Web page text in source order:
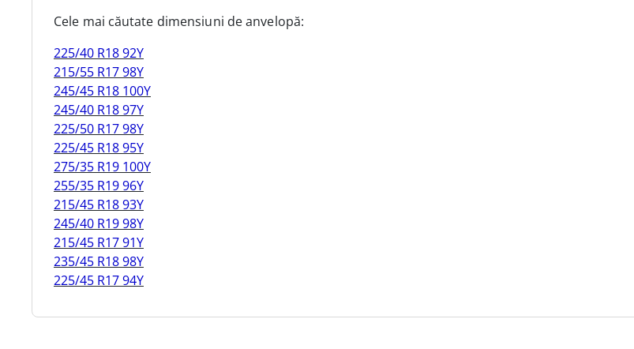
Cele mai căutate dimensiuni de anvelopă:
225/40 R18 92Y
215/55 R17 98Y
245/45 R18 100Y
245/40 R18 97Y
225/50 R17 98Y
225/45 R18 95Y
275/35 R19 100Y
255/35 R19 96Y
215/45 R18 93Y
245/40 R19 98Y
215/45 R17 91Y
235/45 R18 98Y
225/45 R17 94Y